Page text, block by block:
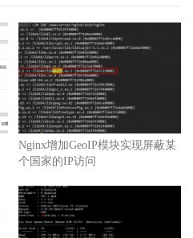
Nginx增加GeoIP模块实现屏蔽某
个国家的IP访问